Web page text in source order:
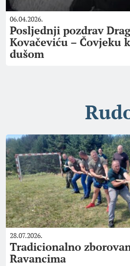
06.04.2026.
Posljednji pozdrav
Kovačeviću – Čovjeku
dušom
28.07.2026.
Tradicionalno
Ravancima